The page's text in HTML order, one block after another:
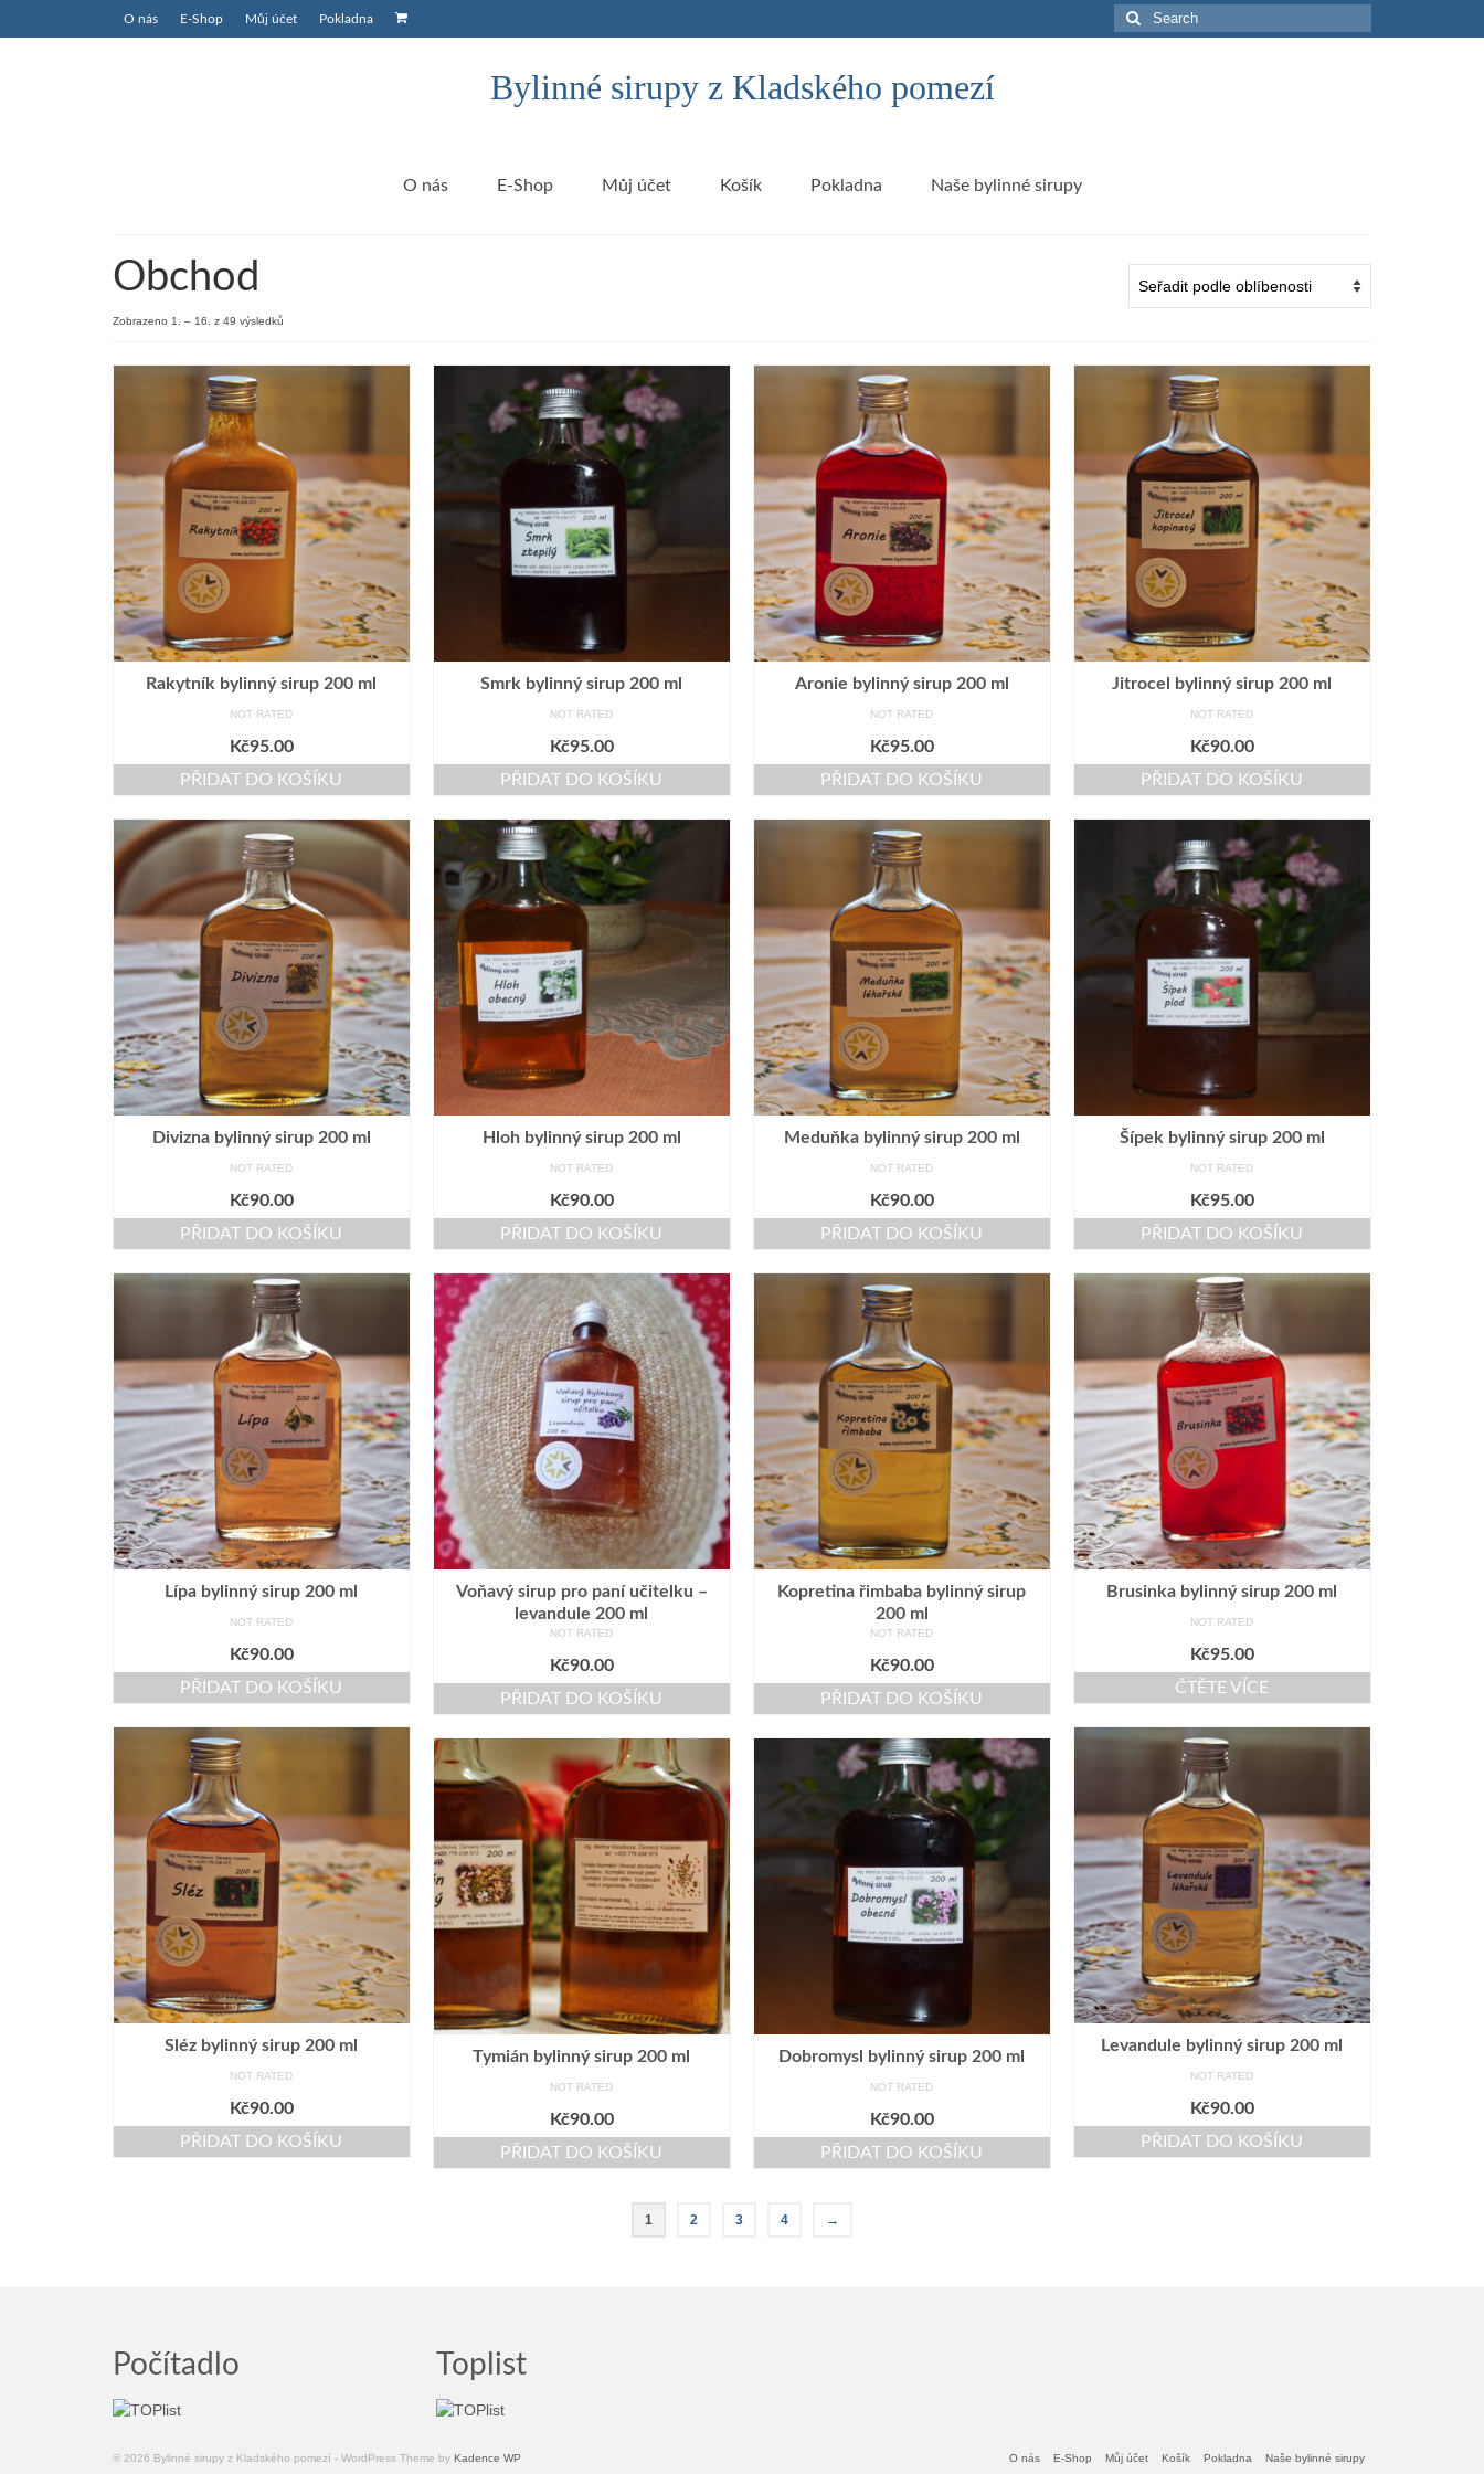
O nás E-Shop Můj účet Pokladna
Search
for:
Bylinné sirupy z Kladského pomezí
O nás E-Shop Můj účet Košík Pokladna Naše bylinné sirupy
Obchod
Zobrazeno 1. – 16. z 49 výsledků
oblíbenosti
Rakytník bylinný sirup 200 ml
NOT RATED
Kč95.00
PŘIDAT DO KOŠÍKU
Smrk bylinný sirup 200 ml
NOT RATED
Kč95.00
PŘIDAT DO KOŠÍKU
Aronie bylinný sirup 200 ml
NOT RATED
Kč95.00
PŘIDAT DO KOŠÍKU
Jitrocel bylinný sirup 200 ml
NOT RATED
Kč90.00
PŘIDAT DO KOŠÍKU
Divizna bylinný sirup 200 ml
NOT RATED
Kč90.00
PŘIDAT DO KOŠÍKU
Hloh bylinný sirup 200 ml
NOT RATED
Kč90.00
PŘIDAT DO KOŠÍKU
Meduňka bylinný sirup 200 ml
NOT RATED
Kč90.00
PŘIDAT DO KOŠÍKU
Šípek bylinný sirup 200 ml
NOT RATED
Kč95.00
PŘIDAT DO KOŠÍKU
Lípa bylinný sirup 200 ml
NOT RATED
Kč90.00
PŘIDAT DO KOŠÍKU
Voňavý sirup pro paní učitelku –
levandule 200 ml
NOT RATED
Kč90.00
PŘIDAT DO KOŠÍKU
Kopretina řimbaba bylinný sirup
200 ml
NOT RATED
Kč90.00
PŘIDAT DO KOŠÍKU
Brusinka bylinný sirup 200 ml
NOT RATED
Kč95.00
ČTĚTE VÍCE
Sléz bylinný sirup 200 ml
NOT RATED
Kč90.00
PŘIDAT DO KOŠÍKU
Levandule bylinný sirup 200 ml
NOT RATED
Kč90.00
PŘIDAT DO KOŠÍKU
Tymián bylinný sirup 200 ml
NOT RATED
Kč90.00
PŘIDAT DO KOŠÍKU
Dobromysl bylinný sirup 200 ml
NOT RATED
Kč90.00
PŘIDAT DO KOŠÍKU
1 2 3 4 →
Počítadlo Toplist
O nás E-Shop Můj účet Košík Pokladna Naše bylinné sirupy
© 2026 Bylinné sirupy z Kladského pomezí - WordPress Theme by Kadence WP